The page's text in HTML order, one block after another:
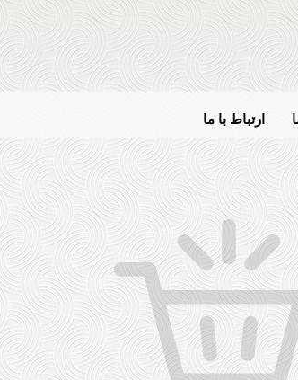
ارتباط با ما